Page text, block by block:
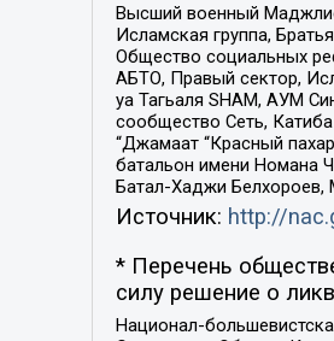
Высший военный
Исламская группа,
Общество социальных
АБТО, Правый сектор,
уа Тагьаля SHAM, АУМ
сообщество Сеть,
“Джамаат “Красный
батальон имени Номана
Батал-Хаджи Белхороев,
Источник: http://
* Перечень
силу решение о
Национал-